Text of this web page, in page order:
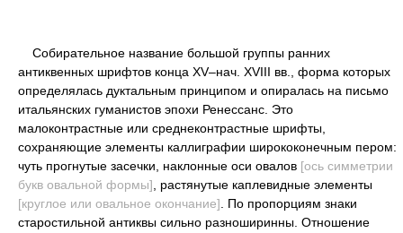
Собирательное название большой группы ранних
антиквенных шрифтов конца XV–нач. XVIII вв., форма которых
определялась дуктальным принципом и опиралась на письмо
итальянских гуманистов эпохи Ренессанс. Это
малоконтрастные или среднеконтрастные шрифты,
сохраняющие элементы каллиграфии ширококонечным пером:
чуть прогнутые засечки, наклонные оси овалов [ось симметрии
букв овальной формы] , растянутые каплевидные элементы
[круглое или овальное окончание] . По пропорциям знаки
старостильной антиквы сильно разноширинны. Отношение